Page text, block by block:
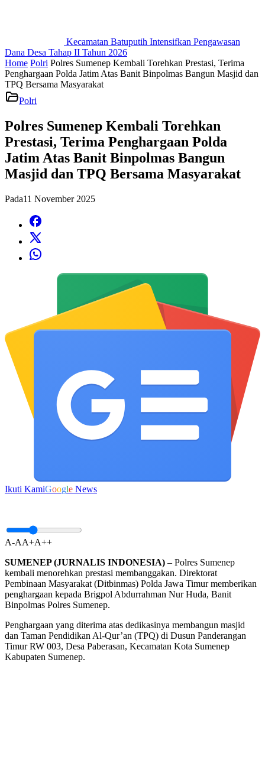
Kecamatan Batuputih Intensifkan Pengawasan
Dana Desa Tahap II Tahun 2026
Home Polri Polres Sumenep Kembali Torehkan Prestasi, Terima
Penghargaan Polda Jatim Atas Banit Binpolmas Bangun Masjid dan
TPQ Bersama Masyarakat
Polri
Polres Sumenep Kembali Torehkan
Prestasi, Terima Penghargaan Polda
Jatim Atas Banit Binpolmas Bangun
Masjid dan TPQ Bersama Masyarakat
Pada11 November 2025
Ikuti KamiGoogle News
A-AA+A++
SUMENEP (JURNALIS INDONESIA) – Polres Sumenep
kembali menorehkan prestasi membanggakan. Direktorat
Pembinaan Masyarakat (Ditbinmas) Polda Jawa Timur memberikan
penghargaan kepada Brigpol Abdurrahman Nur Huda, Banit
Binpolmas Polres Sumenep.
Penghargaan yang diterima atas dedikasinya membangun masjid
dan Taman Pendidikan Al-Qur’an (TPQ) di Dusun Panderangan
Timur RW 003, Desa Paberasan, Kecamatan Kota Sumenep
Kabupaten Sumenep.